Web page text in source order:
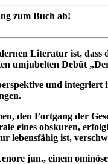
zum Buch ab!
Literatur ist,
umjubelten Debüt
und integriert
den Fortgang der
eines obskuren,
lebensfähig ist,
jun., einem